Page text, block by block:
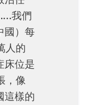
我們
國）每
人的
床位是
，像
這樣的